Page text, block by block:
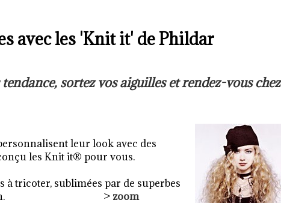
avec les 'Knit it' de Phildar
sortez vos aiguilles et rendez-vous chez
leur look avec des
les Knit it® pour vous.
à tricoter, sublimées par de superbes
tour de main. > zoom